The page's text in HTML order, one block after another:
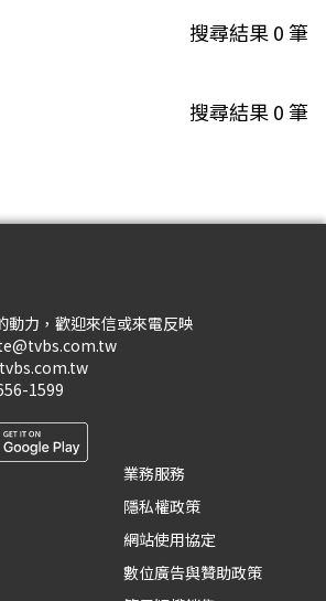
搜尋結果0筆
搜尋結果0筆
動力，歡迎來信或來電反映
1599
業務服務
隱私權政策
網站使用協定
數位廣告與贊助政策